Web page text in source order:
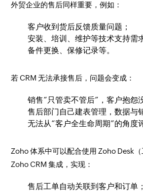
外贸企业的售后同样重要，例如：
客户收到货后反馈质量问题；
安装、培训、维护等技术支持需
备件更换、保修记录等。
若 CRM 无法承接售后，问题会变成：
销售“只管卖不管后”，客户抱怨
售后部门自己建表管理，数据与
无法从“客户全生命周期”的角度
Zoho 体系中可以配合使用 Zoho Desk
Zoho CRM 集成，实现：
售后工单自动关联到客户和订单；